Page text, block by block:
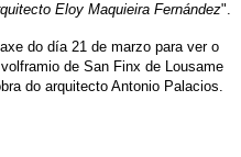
Eloy Maquieira Fernández".
do día 21 de marzo para ver o
de San Finx de Lousame
do arquitecto Antonio Palacios.